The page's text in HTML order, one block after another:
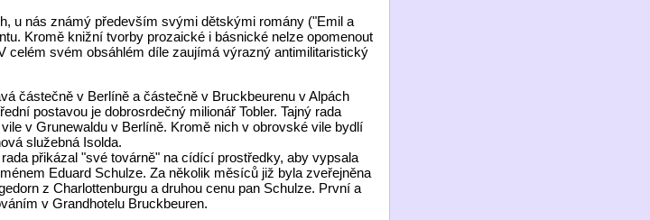
u nás známý především svými dětskými romány ("Emil a
Kromě knižní tvorby prozaické i básnické nelze opomenout
celém svém obsáhlém díle zaujímá výrazný antimilitaristický
částečně v Berlíně a částečně v Bruckbeurenu v Alpách
postavou je dobrosrdečný milionář Tobler. Tajný rada
v Grunewaldu v Berlíně. Kromě nich v obrovské vile bydlí
služebná Isolda.
přikázal "své továrně" na cídící prostředky, aby vypsala
Eduard Schulze. Za několik měsíců již byla zveřejněna
z Charlottenburgu a druhou cenu pan Schulze. První a
v Grandhotelu Bruckbeuren.